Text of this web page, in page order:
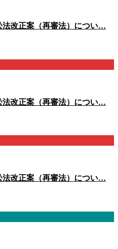
改正案（再審法）につい…
改正案（再審法）につい…
改正案（再審法）につい…